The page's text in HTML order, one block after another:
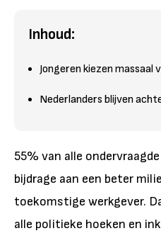
Inhoud:
Jongeren kiezen
Nederlanders blijven
55% van alle
bijdrage aan een beter
toekomstige werkgever.
alle politieke hoeken en